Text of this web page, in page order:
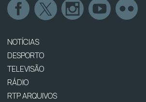
NOTÍCIAS
DESPORTO
TELEVISÃO
RÁDIO
RTP ARQUIVOS